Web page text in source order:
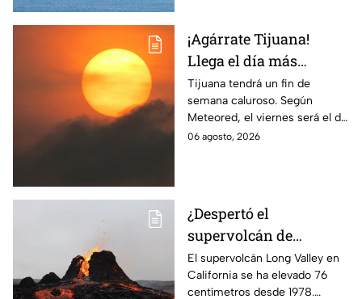
¡Agárrate Tijuana!
Llega el día más
caluroso del fin de
semana
Tijuana tendrá un fin de
semana caluroso. Según
Meteored, el viernes será el día
más sofocante con
06 agosto, 2026
¿Despertó el
supervolcán de
California? Esto se sabe
de la inusual elevación
El supervolcán Long Valley en
California se ha elevado 76
centímetros desde 1978.